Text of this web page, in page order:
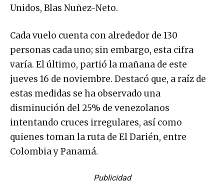
Unidos, Blas Nuñez-Neto.
Cada vuelo cuenta con alrededor de 130
personas cada uno; sin embargo, esta cifra
varía. El último, partió la mañana de este
jueves 16 de noviembre. Destacó que, a raíz de
estas medidas se ha observado una
disminución del 25% de venezolanos
intentando cruces irregulares, así como
quienes toman la ruta de El Darién, entre
Colombia y Panamá.
Publicidad